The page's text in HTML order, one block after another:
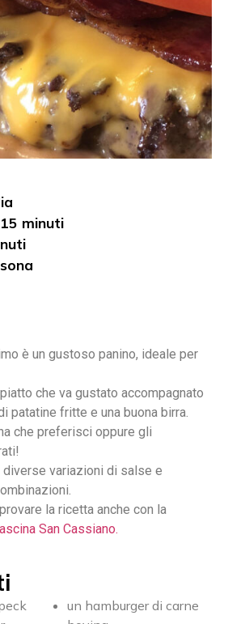
15 minuti
è un gustoso panino, ideale per
che va gustato accompagnato
patatine fritte e una buona birra.
che preferisci oppure gli
variazioni di salse e
la ricetta anche con la
San Cassiano.
un hamburger di carne